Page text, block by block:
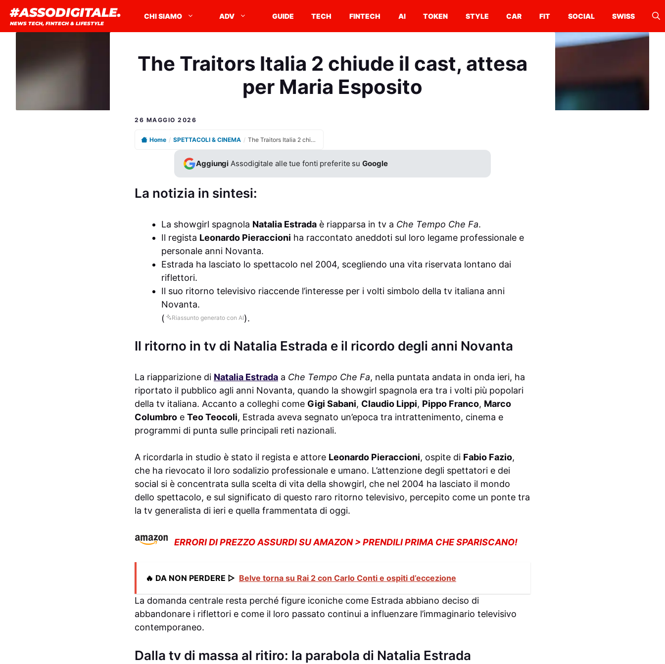
contenuto
#ASSODIGITALE.
NEWS TECH, FINTECH & LIFESTYLE
CHI SIAMO ADV GUIDE TECH FINTECH AI TOKEN STYLE CAR FIT SOCIAL SWISS
The Traitors Italia 2 chiude il cast, attesa
per Maria Esposito
26 MAGGIO 2026
Home / SPETTACOLI & CINEMA / The Traitors Italia 2 chiude il cast, attesa per Maria Esposito
Aggiungi Assodigitale alle tue fonti preferite suGoogle
La notizia in sintesi:
La showgirl spagnola Natalia Estrada è riapparsa in tv a Che Tempo Che Fa.
Il regista Leonardo Pieraccioni ha raccontato aneddoti sul loro legame professionale e
personale anni Novanta.
Estrada ha lasciato lo spettacolo nel 2004, scegliendo una vita riservata lontano dai
riflettori.
Il suo ritorno televisivo riaccende l’interesse per i volti simbolo della tv italiana anni
Novanta.
(
Riassunto generato con AI).
Il ritorno in tv di Natalia Estrada e il ricordo degli anni Novanta
La riapparizione di Natalia Estrada a Che Tempo Che Fa, nella puntata andata in onda ieri, ha
riportato il pubblico agli anni Novanta, quando la showgirl spagnola era tra i volti più popolari
della tv italiana. Accanto a colleghi come Gigi Sabani, Claudio Lippi, Pippo Franco, Marco
Columbro e Teo Teocoli, Estrada aveva segnato un’epoca tra intrattenimento, cinema e
programmi di punta sulle principali reti nazionali.
A ricordarla in studio è stato il regista e attore Leonardo Pieraccioni, ospite di Fabio Fazio,
che ha rievocato il loro sodalizio professionale e umano. L’attenzione degli spettatori e dei
social si è concentrata sulla scelta di vita della showgirl, che nel 2004 ha lasciato il mondo
dello spettacolo, e sul significato di questo raro ritorno televisivo, percepito come un ponte tra
la tv generalista di ieri e quella frammentata di oggi.
ERRORI DI PREZZO ASSURDI SU AMAZON > PRENDILI PRIMA CHE SPARISCANO!
🔥 DA NON PERDERE ▷ Belve torna su Rai 2 con Carlo Conti e ospiti d’eccezione
La domanda centrale resta perché figure iconiche come Estrada abbiano deciso di
abbandonare i riflettori e come il loro passato continui a influenzare l’immaginario televisivo
contemporaneo.
Dalla tv di massa al ritiro: la parabola di Natalia Estrada